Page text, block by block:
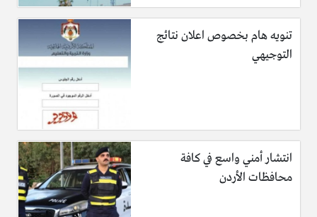
تنويه هام بخصوص اعلان نتائج
التوجيهي
انتشار أمني واسع في كافة
محافظات الأردن